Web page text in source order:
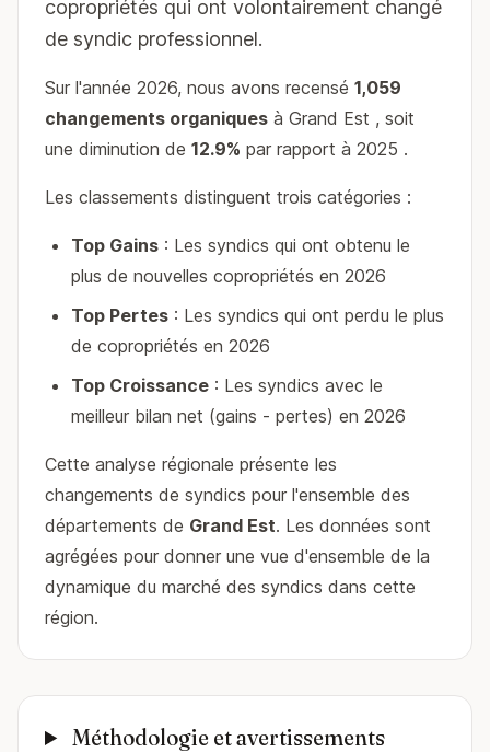
copropriétés qui ont volontairement changé
de syndic professionnel.
Sur l'année 2026, nous avons recensé 1,059
changements organiques à Grand Est , soit
une diminution de 12.9% par rapport à 2025 .
Les classements distinguent trois catégories :
Top Gains : Les syndics qui ont obtenu le
plus de nouvelles copropriétés en 2026
Top Pertes : Les syndics qui ont perdu le plus
de copropriétés en 2026
Top Croissance : Les syndics avec le
meilleur bilan net (gains - pertes) en 2026
Cette analyse régionale présente les
changements de syndics pour l'ensemble des
départements de Grand Est. Les données sont
agrégées pour donner une vue d'ensemble de la
dynamique du marché des syndics dans cette
région.
Méthodologie et avertissements